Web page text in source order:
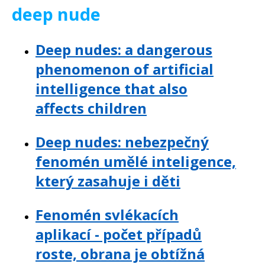
deep nude
Deep nudes: a dangerous
phenomenon of artificial
intelligence that also
affects children
Deep nudes: nebezpečný
fenomén umělé inteligence,
který zasahuje i děti
Fenomén svlékacích
aplikací - počet případů
roste, obrana je obtížná